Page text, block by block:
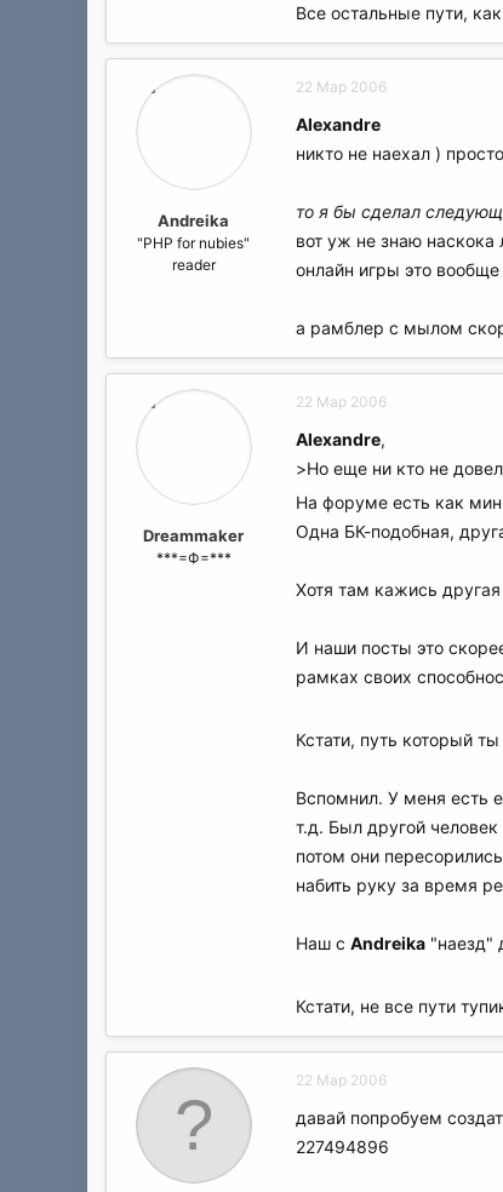
Все остальные пути,
Andreika
"PHP for nubies"
reader
22 Мар 2006
Alexandre
никто не наехал )
то я бы сделал
вот уж не знаю наскока
онлайн игры это вообще
а рамблер с мылом
Dreammaker
***=Ф=***
22 Мар 2006
Alexandre,
>Но еще ни кто не
На форуме есть как
Одна БК-подобная,
Хотя там кажись
И наши посты это
рамках своих
Кстати, путь который
Вспомнил. У меня есть
т.д. Был другой
потом они
набить руку за время
Наш с Andreika "наезд"
Кстати, не все пути
22 Мар 2006
давай попробуем
227494896